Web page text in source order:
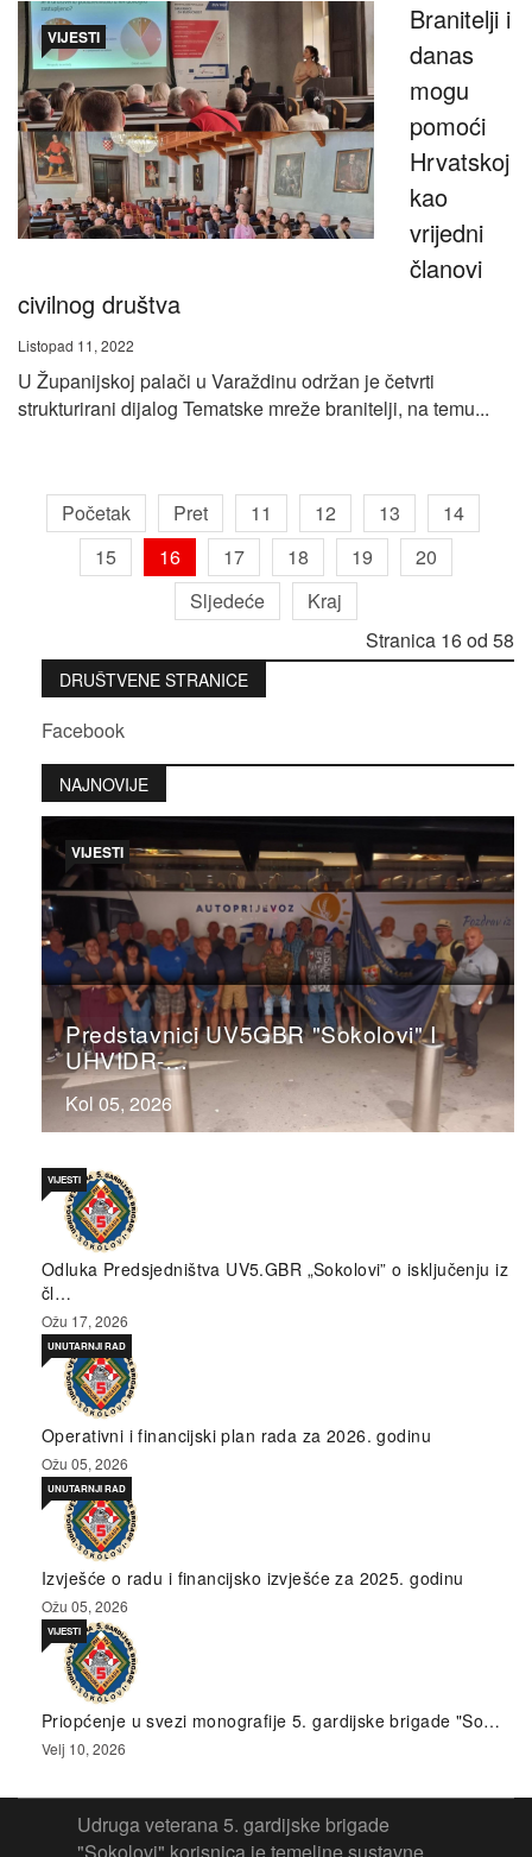
VIJESTI
Branitelji i
danas
mogu
pomoći
Hrvatskoj
kao
vrijedni
članovi
civilnog društva
Listopad 11, 2022
U Županijskoj palači u Varaždinu održan je četvrti
strukturirani dijalog Tematske mreže branitelji, na temu...
Početak Pret 11 12 13
14
15
16 17 18 19
20
Sljedeće
Kraj
Stranica 16 od 58
DRUŠTVENE STRANICE
Facebook
NAJNOVIJE
Predstavnici UV5GBR "Sokolovi" I
UHVIDR-…
Kol 05, 2026
VIJESTI
Odluka Predsjedništva UV5.GBR „Sokolovi” o isključenju iz
čl…
VIJESTI
Ožu 17, 2026
Operativni i financijski plan rada za 2026. godinu
UNUTARNJI RAD
Ožu 05, 2026
Izvješće o radu i financijsko izvješće za 2025. godinu
UNUTARNJI RAD
Ožu 05, 2026
Priopćenje u svezi monografije 5. gardijske brigade "So…
VIJESTI
Velj 10, 2026
Udruga veterana 5. gardijske brigade
"Sokolovi" korisnica je temeljne sustavne